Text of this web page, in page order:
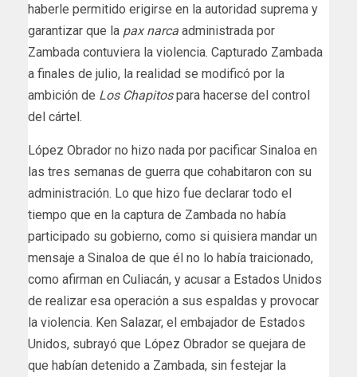
haberle permitido erigirse en la autoridad suprema y
garantizar que la pax narca administrada por
Zambada contuviera la violencia. Capturado Zambada
a finales de julio, la realidad se modificó por la
ambición de Los Chapitospara hacerse del control
del cártel.
López Obrador no hizo nada por pacificar Sinaloa en
las tres semanas de guerra que cohabitaron con su
administración. Lo que hizo fue declarar todo el
tiempo que en la captura de Zambada no había
participado su gobierno, como si quisiera mandar un
mensaje a Sinaloa de que él no lo había traicionado,
como afirman en Culiacán, y acusar a Estados Unidos
de realizar esa operación a sus espaldas y provocar
la violencia. Ken Salazar, el embajador de Estados
Unidos, subrayó que López Obrador se quejara de
que habían detenido a Zambada, sin festejar la